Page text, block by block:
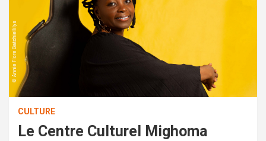
CULTURE
Le Centre Culturel Mighoma